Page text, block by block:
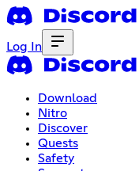
Log In
Download
Nitro
Discover
Quests
Safety